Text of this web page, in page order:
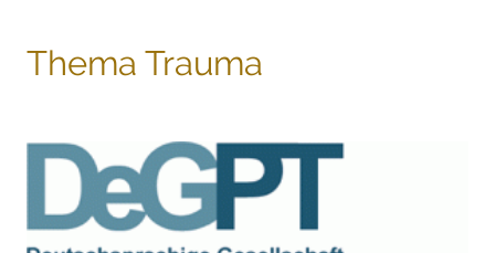
Thema Trauma